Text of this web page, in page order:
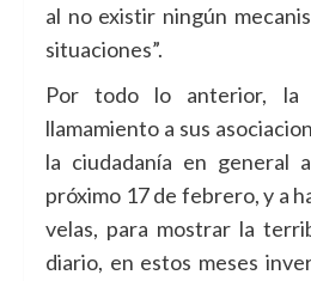
al no existir ningún
situaciones”.
Por todo lo anterior, la
llamamiento a sus
la ciudadanía en general
próximo 17 de febrero, y a
velas, para mostrar la
diario, en estos meses